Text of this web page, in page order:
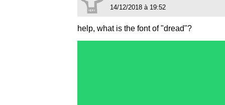
14/12/2018 à 19:52
help, what is the font of "dread"?